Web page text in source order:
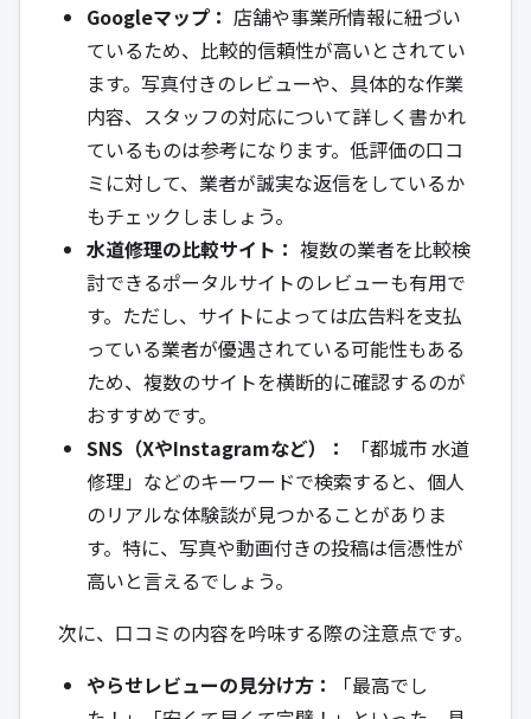
Googleマップ： 店舗や事業所情報に紐づい
ているため、比較的信頼性が高いとされてい
ます。写真付きのレビューや、具体的な作業
内容、スタッフの対応について詳しく書かれ
ているものは参考になります。低評価の口コ
ミに対して、業者が誠実な返信をしているか
もチェックしましょう。
水道修理の比較サイト： 複数の業者を比較検
討できるポータルサイトのレビューも有用で
す。ただし、サイトによっては広告料を支払
っている業者が優遇されている可能性もある
ため、複数のサイトを横断的に確認するのが
おすすめです。
SNS（XやInstagramなど）：
「都城市 水道
修理」などのキーワードで検索すると、個人
のリアルな体験談が見つかることがありま
す。特に、写真や動画付きの投稿は信憑性が
高いと言えるでしょう。
次に、口コミの内容を吟味する際の注意点です。
やらせレビューの見分け方：
「最高でし